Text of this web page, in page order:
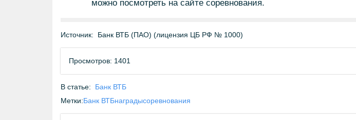
можно посмотреть на сайте соревнования.
Источник: Банк ВТБ (ПАО) (лицензия ЦБ РФ № 1000)
Просмотров: 1401
В статье:
Банк ВТБ
Метки:Банк ВТБнаградысоревнования